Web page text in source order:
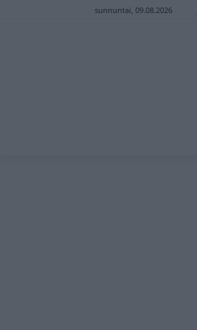
sunnuntai, 09.08.2026